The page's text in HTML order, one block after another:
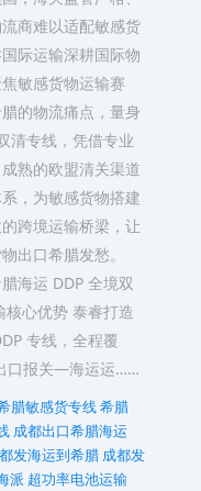
商难以适配敏感货
际运输深耕国际物
敏感货物运输赛
的物流痛点，量身
清专线，凭借专业
熟的欧盟清关渠道
，为敏感货物搭建
跨境运输桥梁，让
出口希腊发愁。
海运 DDP 全境双
心优势 泰睿打造
专线，全程覆
口报关—海运运……
腊敏感货专线希腊
成都出口希腊海运
发海运到希腊 成都发
派‌‌‌‌ 超功率电池运输